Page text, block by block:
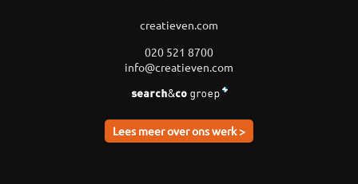
creatieven.com
020 521 8700
info@creatieven.com
Lees meer over ons werk >